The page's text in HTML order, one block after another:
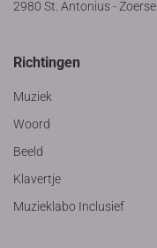
2980 St. Antonius - Zoersel
Richtingen
Muziek
Woord
Beeld
Klavertje
Muzieklabo Inclusief